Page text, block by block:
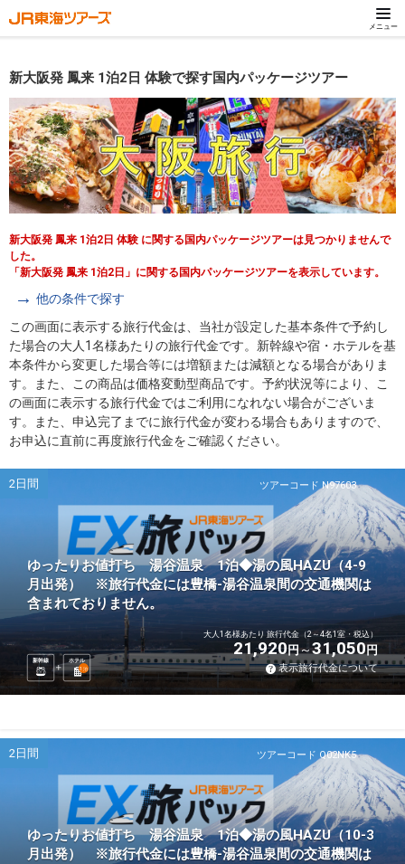
メニュー
新大阪発 鳳来 1泊2日 体験で探す国内パッケージツアー
新大阪発 鳳来 1泊2日 体験 に関する国内パッケージツアーは見つかりませんで
した。
「新大阪発 鳳来 1泊2日」に関する国内パッケージツアーを表示しています。
他の条件で探す
この画面に表示する旅行代金は、当社が設定した基本条件で予約し
た場合の大人1名様あたりの旅行代金です。新幹線や宿・ホテルを基
本条件から変更した場合等には増額または減額となる場合がありま
す。また、この商品は価格変動型商品です。予約状況等により、こ
の画面に表示する旅行代金ではご利用になれない場合がございま
す。また、申込完了までに旅行代金が変わる場合もありますので、
お申込に直前に再度旅行代金をご確認ください。
ツアーコード N97603
2日間
ゆったりお値打ち 湯谷温泉 1泊◆湯の風HAZU（4-9
月出発） ※旅行代金には豊橋-湯谷温泉間の交通機関は
含まれておりません。
新幹線
ホテル
1 泊
大人1名様あたり 旅行代金（2～4名1室・税込）
21,920円 31,050円
表示旅行代金について
ツアーコード Q02NK5
2日間
ゆったりお値打ち 湯谷温泉 1泊◆湯の風HAZU（10-3
月出発） ※旅行代金には豊橋-湯谷温泉間の交通機関は